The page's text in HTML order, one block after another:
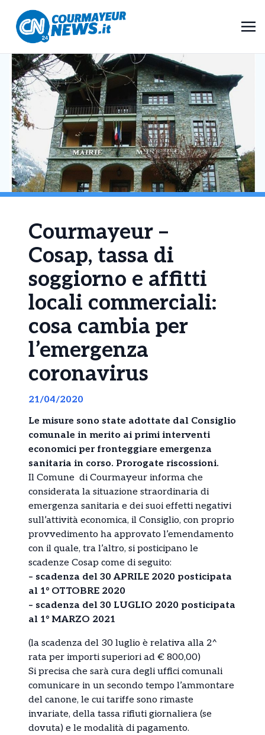
Courmayeur –
Cosap, tassa di
soggiorno e affitti
locali commerciali:
cosa cambia per
l’emergenza
coronavirus
21/04/2020
Le misure sono state adottate dal Consiglio
comunale in merito ai primi interventi
economici per fronteggiare emergenza
sanitaria in corso. Prorogate riscossioni.
Il Comune di Courmayeur informa che
considerata la situazione straordinaria di
emergenza sanitaria e dei suoi effetti negativi
sull’attività economica, il Consiglio, con proprio
provvedimento ha approvato l’emendamento
con il quale, tra l’altro, si posticipano le
scadenze Cosap come di seguito:
– scadenza del 30 APRILE 2020 posticipata
al 1° OTTOBRE 2020
– scadenza del 30 LUGLIO 2020 posticipata
al 1° MARZO 2021
(la scadenza del 30 luglio è relativa alla 2^
rata per importi superiori ad € 800,00)
Si precisa che sarà cura degli uffici comunali
comunicare in un secondo tempo l’ammontare
del canone, le cui tariffe sono rimaste
invariate, della tassa rifiuti giornaliera (se
dovuta) e le modalità di pagamento.